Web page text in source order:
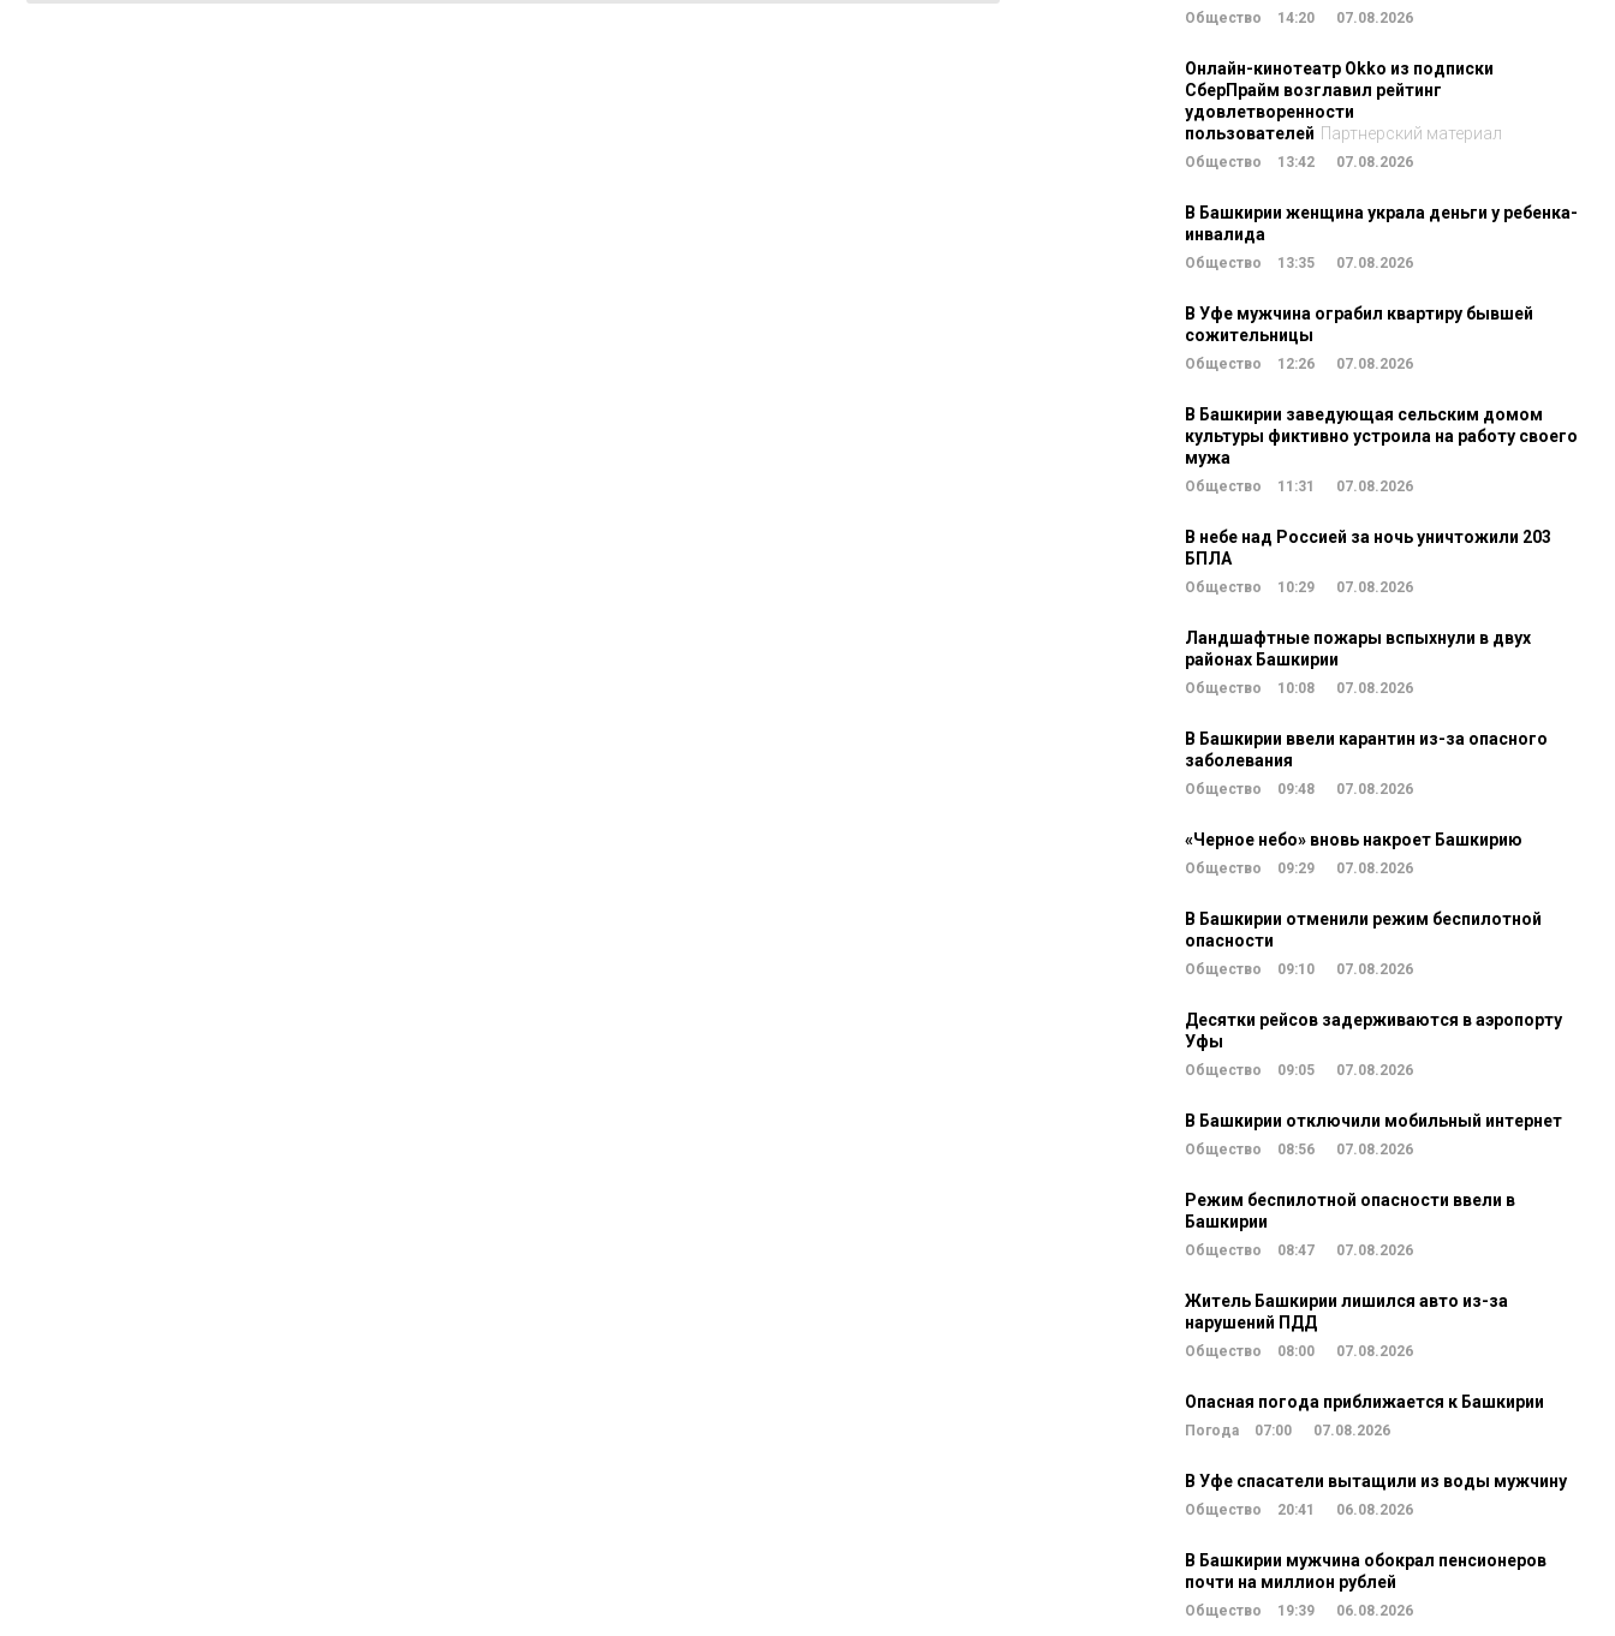
Общество 14:20 07.08.2026
Онлайн-кинотеатр Okko из подписки
СберПрайм возглавил рейтинг
удовлетворенности
пользователей Партнерский материал
Общество 13:42 07.08.2026
В Башкирии женщина украла деньги у ребенка-
инвалида
Общество 13:35 07.08.2026
В Уфе мужчина ограбил квартиру бывшей
сожительницы
Общество 12:26 07.08.2026
В Башкирии заведующая сельским домом
культуры фиктивно устроила на работу своего
мужа
Общество 11:31 07.08.2026
В небе над Россией за ночь уничтожили 203
БПЛА
Общество 10:29 07.08.2026
Ландшафтные пожары вспыхнули в двух
районах Башкирии
Общество 10:08 07.08.2026
В Башкирии ввели карантин из-за опасного
заболевания
Общество 09:48 07.08.2026
«Черное небо» вновь накроет Башкирию
Общество 09:29 07.08.2026
В Башкирии отменили режим беспилотной
опасности
Общество 09:10 07.08.2026
Десятки рейсов задерживаются в аэропорту
Уфы
Общество 09:05 07.08.2026
В Башкирии отключили мобильный интернет
Общество 08:56 07.08.2026
Режим беспилотной опасности ввели в
Башкирии
Общество 08:47 07.08.2026
Житель Башкирии лишился авто из-за
нарушений ПДД
Общество 08:00 07.08.2026
Опасная погода приближается к Башкирии
Погода 07:00 07.08.2026
В Уфе спасатели вытащили из воды мужчину
Общество 20:41 06.08.2026
В Башкирии мужчина обокрал пенсионеров
почти на миллион рублей
Общество 19:39 06.08.2026